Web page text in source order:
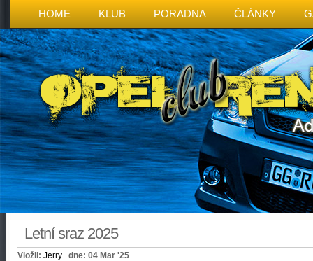
HOME KLUB PORADNA ČLÁNKY
Letní sraz 2025
Vložil: Jerry dne: 04 Mar '25